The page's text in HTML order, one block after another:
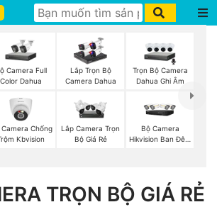
Camera Full
Color Dahua
Lắp Trọn Bộ
Camera Dahua
Trọn Bộ Camera
Dahua Ghi Âm
Camera Chống
Kbvision
Lắp Camera Trọn
Bộ Giá Rẻ
Bộ Camera
Hikvision Ban Đêm
TRỌN BỘ GIÁ RẺ